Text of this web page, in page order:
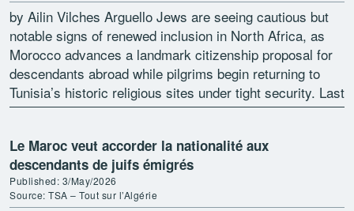
by Ailin Vilches Arguello Jews are seeing cautious but
notable signs of renewed inclusion in North Africa, as
Morocco advances a landmark citizenship proposal for
descendants abroad while pilgrims begin returning to
Tunisia’s historic religious sites under tight security. Last
[…]
Le Maroc veut accorder la nationalité aux
descendants de juifs émigrés
Published: 3/May/2026
Source: TSA – Tout sur l’Algérie